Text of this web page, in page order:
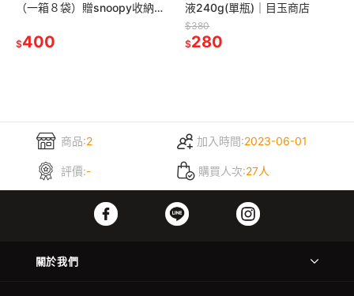
（一箱８袋）贈snoopy收納盒
$400
液240g(單瓶)｜目玉商店
$380
$280
商品:2 加入時間:2023-06-01
評價:- 購買人次:27人
關於我們